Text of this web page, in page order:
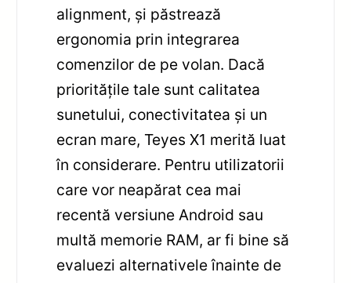
alignment, și păstrează
ergonomia prin integrarea
comenzilor de pe volan. Dacă
prioritățile tale sunt calitatea
sunetului, conectivitatea și un
ecran mare, Teyes X1 merită luat
în considerare. Pentru utilizatorii
care vor neapărat cea mai
recentă versiune Android sau
multă memorie RAM, ar fi bine să
evaluezi alternativele înainte de